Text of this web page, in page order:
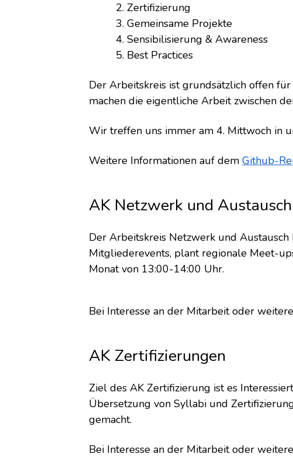
Zertifizierung
Gemeinsame Projekte
Sensibilisierung & Awareness
Best Practices
Der Arbeitskreis ist grundsätzlich offen
machen die eigentliche Arbeit zwischen
Wir treffen uns immer am 4. Mittwoch in
Weitere Informationen auf dem Github-
AK Netzwerk und Austausch
Der Arbeitskreis Netzwerk und
Mitgliederevents, plant regionale Meet-
Monat von 13:00-14:00 Uhr.
Bei Interesse an der Mitarbeit oder
AK Zertifizierungen
Ziel des AK Zertifizierung ist es
Übersetzung von Syllabi und
gemacht.
Bei Interesse an der Mitarbeit oder